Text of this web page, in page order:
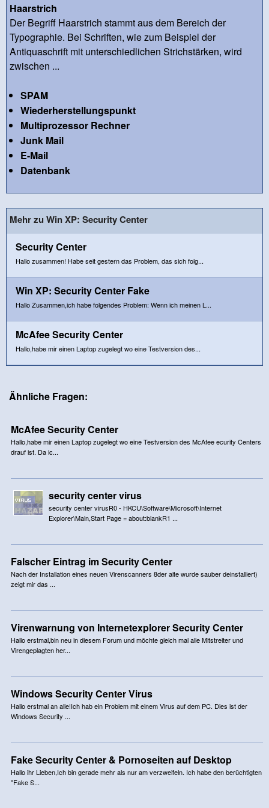
Haarstrich
Der Begriff Haarstrich stammt aus dem Bereich der
Typographie. Bei Schriften, wie zum Beispiel der
Antiquaschrift mit unterschiedlichen Strichstärken, wird
zwischen ...
SPAM
Wiederherstellungspunkt
Multiprozessor Rechner
Junk Mail
E-Mail
Datenbank
Mehr zu Win XP: Security Center
Security Center
Hallo zusammen! Habe seit gestern das Problem, das sich folg...
Win XP: Security Center Fake
Hallo Zusammen,ich habe folgendes Problem: Wenn ich meinen L...
McAfee Security Center
Hallo,habe mir einen Laptop zugelegt wo eine Testversion des...
Ähnliche Fragen:
McAfee Security Center
Hallo,habe mir einen Laptop zugelegt wo eine Testversion des McAfee ecurity Centers
drauf ist. Da ic...
security center virus
security center virusR0 - HKCU\Software\Microsoft\Internet
Explorer\Main,Start Page = about:blankR1 ...
Falscher Eintrag im Security Center
Nach der Installation eines neuen Virenscanners 8der alte wurde sauber deinstalliert)
zeigt mir das ...
Virenwarnung von Internetexplorer Security Center
Hallo erstmal,bin neu in diesem Forum und möchte gleich mal alle Mitstreiter und
Virengeplagten her...
Windows Security Center Virus
Hallo erstmal an alle!Ich hab ein Problem mit einem Virus auf dem PC. Dies ist der
Windows Security ...
Fake Security Center & Pornoseiten auf Desktop
Hallo ihr Lieben,Ich bin gerade mehr als nur am verzweifeln. Ich habe den berüchtigten
"Fake S...